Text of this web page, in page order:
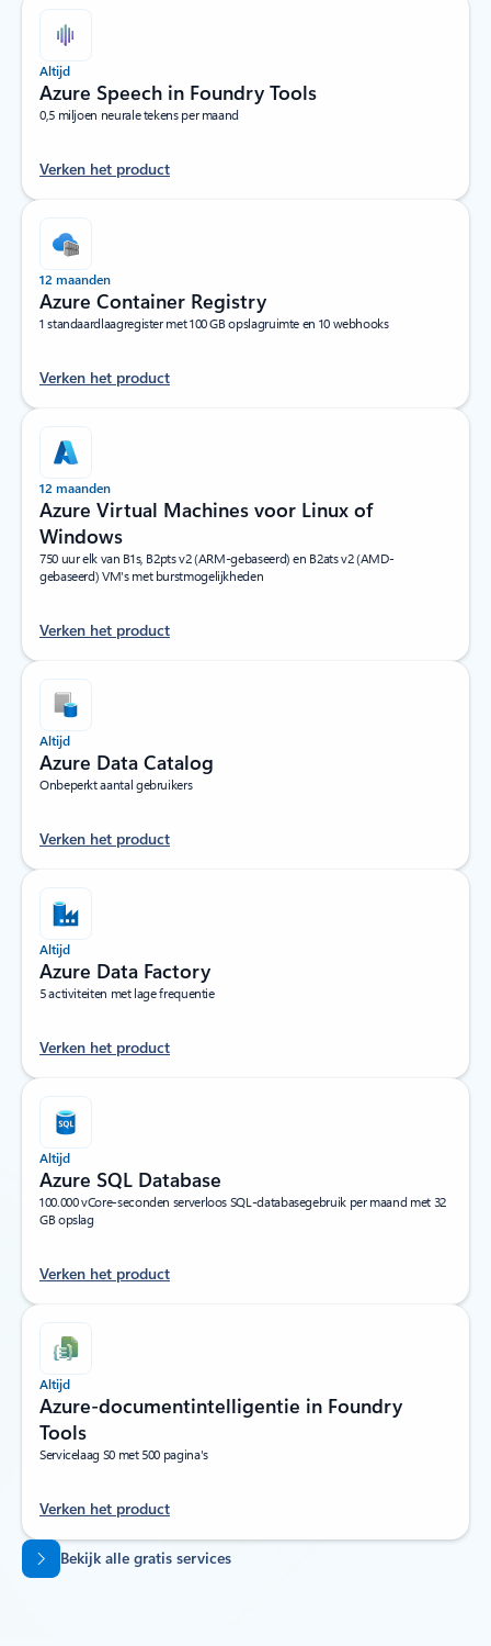
Altijd
Azure Speech in Foundry Tools
0,5 miljoen neurale tekens per maand
Verken het product
12 maanden
Azure Container Registry
1 standaardlaagregister met 100 GB opslagruimte en 10 webhooks
Verken het product
12 maanden
Azure Virtual Machines voor Linux of
Windows
750 uur elk van B1s, B2pts v2 (ARM-gebaseerd) en B2ats v2 (AMD-
gebaseerd) VM's met burstmogelijkheden
Verken het product
Altijd
Azure Data Catalog
Onbeperkt aantal gebruikers
Verken het product
Altijd
Azure Data Factory
5 activiteiten met lage frequentie
Verken het product
Altijd
Azure SQL Database
100.000 vCore-seconden serverloos SQL-databasegebruik per maand met 32
GB opslag
Verken het product
Altijd
Azure-documentintelligentie in Foundry
Tools
Servicelaag S0 met 500 pagina's
Verken het product
Terug naar tabbladen
Bekijk alle gratis services